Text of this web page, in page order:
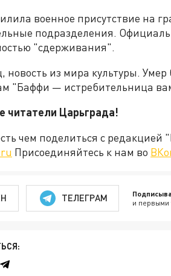
военное присутствие на
подразделения.
"сдерживания".
новость из мира культуры.
"Баффи — истребительница
читатели Царьграда!
чем поделиться с
Присоединяйтесь к нам во
ТЕЛЕГРАМ и первыми